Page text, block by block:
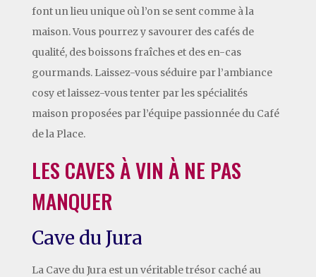
font un lieu unique où l’on se sent comme à la
maison. Vous pourrez y savourer des cafés de
qualité, des boissons fraîches et des en-cas
gourmands. Laissez-vous séduire par l’ambiance
cosy et laissez-vous tenter par les spécialités
maison proposées par l’équipe passionnée du Café
de la Place.
LES CAVES À VIN À NE PAS
MANQUER
Cave du Jura
La Cave du Jura est un véritable trésor caché au